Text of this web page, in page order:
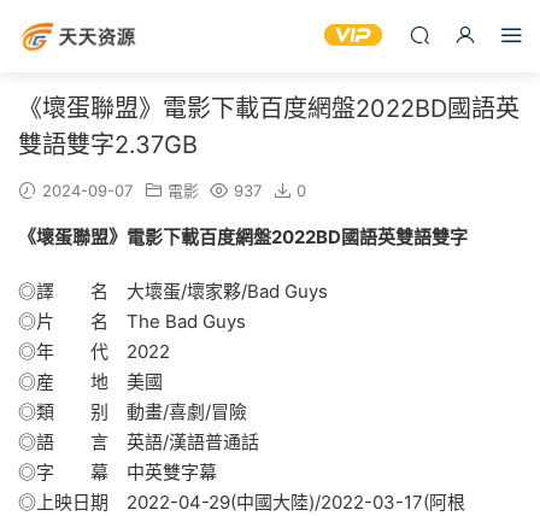
《壞蛋聯盟》電影下載百度網盤2022BD國語英
雙語雙字2.37GB
2024-09-07 電影 937 0
《壞蛋聯盟》電影下載百度網盤2022BD國語英雙語雙字
◎譯 名 大壞蛋/壞家夥/Bad Guys
◎片 名 The Bad Guys
◎年 代 2022
◎産 地 美國
◎類 别 動畫/喜劇/冒險
◎語 言 英語/漢語普通話
◎字 幕 中英雙字幕
◎上映日期 2022-04-29(中國大陸)/2022-03-17(阿根